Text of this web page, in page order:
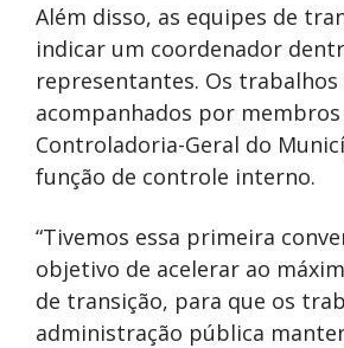
Além disso, as equipes de
indicar um coordenador
representantes. Os trabalhos
acompanhados por membros
Controladoria-Geral do
função de controle interno.
“Tivemos essa primeira
objetivo de acelerar ao
de transição, para que os
administração pública